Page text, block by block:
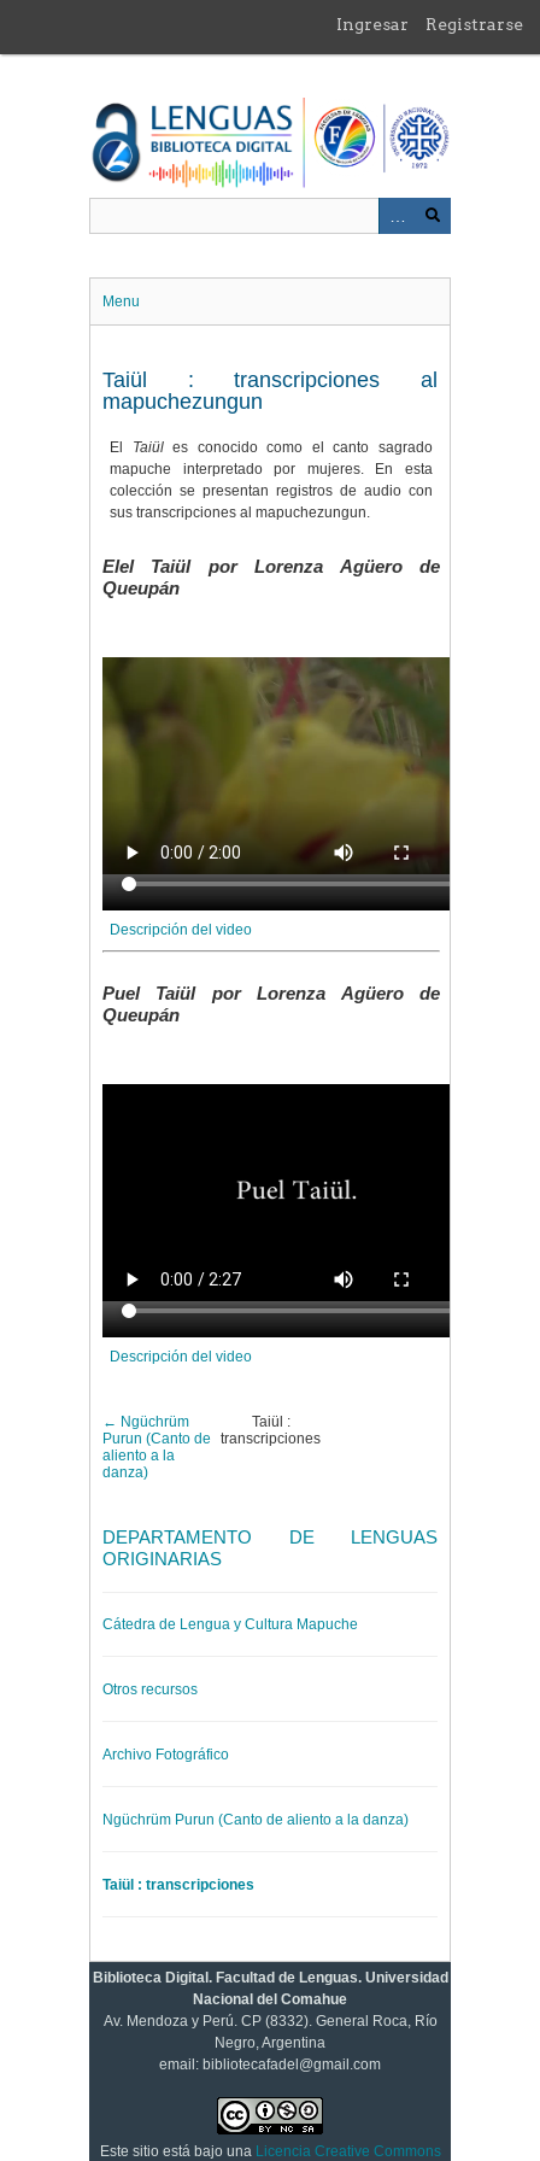
contenido
Ingresar Registrarse
Menu
Taiül : transcripciones al
mapuchezungun
El Taiüles conocido como el canto sagrado
mapuche interpretado por mujeres. En esta
colección se presentan registros de audio con
sus transcripciones al mapuchezungun.
Elel Taiülpor Lorenza Agüero de
Queupán
Descripción del video
Puel Taiülpor Lorenza Agüero de
Queupán
Descripción del video
← Ngüchrüm
Purun (Canto de
aliento a la
danza)
Taiül :
transcripciones
DEPARTAMENTO DE LENGUAS
ORIGINARIAS
Cátedra de Lengua y Cultura Mapuche
Otros recursos
Archivo Fotográfico
Ngüchrüm Purun (Canto de aliento a la danza)
Taiül : transcripciones
Biblioteca Digital. Facultad de Lenguas. Universidad
Nacional del Comahue
Av. Mendoza y Perú. CP (8332). General Roca, Río
Negro, Argentina
email: bibliotecafadel@gmail.com
Este sitio está bajo una Licencia Creative Commons